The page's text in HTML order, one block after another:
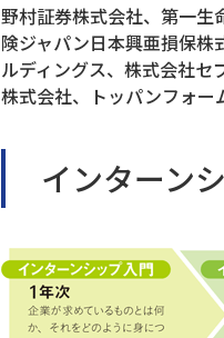
野村証券株式会社、第一生
険ジャパン日本興亜損保株
ルディングス、株式会社
株式会社、トッパンフォ
インターン